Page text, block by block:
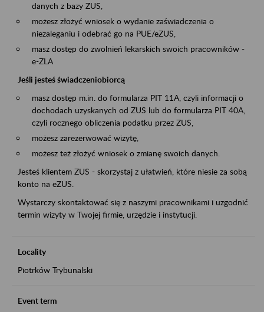
danych z bazy ZUS,
możesz złożyć wniosek o wydanie zaświadczenia o
niezaleganiu i odebrać go na PUE/eZUS,
masz dostęp do zwolnień lekarskich swoich pracowników -
e-ZLA
Jeśli jesteś świadczeniobiorcą
masz dostęp m.in. do formularza PIT 11A, czyli informacji o
dochodach uzyskanych od ZUS lub do formularza PIT 40A,
czyli rocznego obliczenia podatku przez ZUS,
możesz zarezerwować wizytę,
możesz też złożyć wniosek o zmianę swoich danych.
Jesteś klientem ZUS - skorzystaj z ułatwień, które niesie za sobą
konto na eZUS.
Wystarczy skontaktować się z naszymi pracownikami i uzgodnić
termin wizyty w Twojej firmie, urzędzie i instytucji.
Locality
Piotrków Trybunalski
Event term